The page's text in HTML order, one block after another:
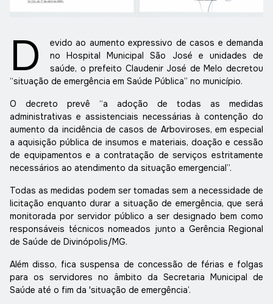
D
evido ao aumento expressivo de casos e demanda
no Hospital Municipal São José e unidades de
saúde, o prefeito Claudenir José de Melo decretou
“situação de emergência em Saúde Pública” no município.
O decreto prevê “a adoção de todas as medidas
administrativas e assistenciais necessárias à contenção do
aumento da incidência de casos de Arboviroses, em especial
a aquisição pública de insumos e materiais, doação e cessão
de equipamentos e a contratação de serviços estritamente
necessários ao atendimento da situação emergencial”.
Todas as medidas podem ser tomadas sem a necessidade de
licitação enquanto durar a situação de emergência, que será
monitorada por servidor público a ser designado bem como
responsáveis técnicos nomeados junto a Gerência Regional
de Saúde de Divinópolis/MG.
Além disso, fica suspensa de concessão de férias e folgas
para os servidores no âmbito da Secretaria Municipal de
Saúde até o fim da 'situação de emergência’.